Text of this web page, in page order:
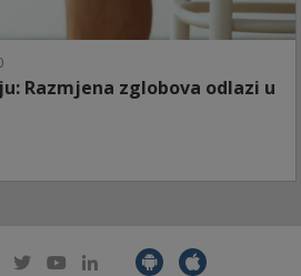
Razmjena zglobova odlazi u